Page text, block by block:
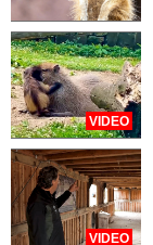
VIDEO
VIDEO